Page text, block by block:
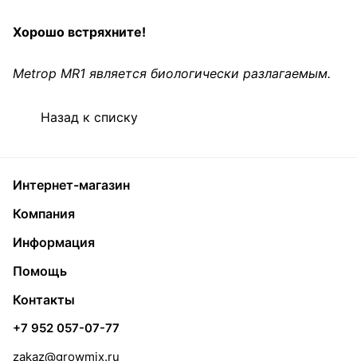
Хорошо встряхните!
Metrop MR1 является биологически разлагаемым.
Назад к списку
Интернет-магазин
Компания
Информация
Помощь
Контакты
+7 952 057-07-77
zakaz@growmix.ru